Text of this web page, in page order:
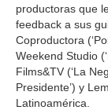
productoras que
feedback a sus
Coproductora
Weekend Studio
Films&TV (‘La
Presidente’) y
Latinoamérica.